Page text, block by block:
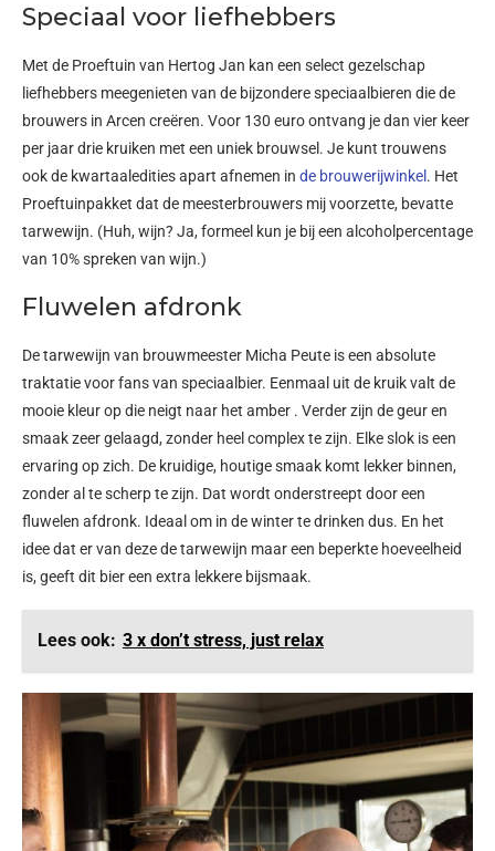
Speciaal voor liefhebbers
Met de Proeftuin van Hertog Jan kan een select gezelschap
liefhebbers meegenieten van de bijzondere speciaalbieren die de
brouwers in Arcen creëren. Voor 130 euro ontvang je dan vier keer
per jaar drie kruiken met een uniek brouwsel. Je kunt trouwens
ook de kwartaaledities apart afnemen in de brouwerijwinkel. Het
Proeftuinpakket dat de meesterbrouwers mij voorzette, bevatte
tarwewijn. (Huh, wijn? Ja, formeel kun je bij een alcoholpercentage
van 10% spreken van wijn.)
Fluwelen afdronk
De tarwewijn van brouwmeester Micha Peute is een absolute
traktatie voor fans van speciaalbier. Eenmaal uit de kruik valt de
mooie kleur op die neigt naar het amber . Verder zijn de geur en
smaak zeer gelaagd, zonder heel complex te zijn. Elke slok is een
ervaring op zich. De kruidige, houtige smaak komt lekker binnen,
zonder al te scherp te zijn. Dat wordt onderstreept door een
fluwelen afdronk. Ideaal om in de winter te drinken dus. En het
idee dat er van deze de tarwewijn maar een beperkte hoeveelheid
is, geeft dit bier een extra lekkere bijsmaak.
Lees ook: 3 x don’t stress, just relax